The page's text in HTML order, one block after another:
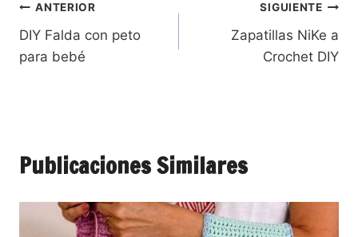
ANTERIOR
DIY Falda con peto
para bebé
SIGUIENTE
Zapatillas NiKe a
Crochet DIY
Publicaciones Similares